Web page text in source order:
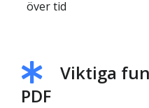
över tid
Viktiga
PDF